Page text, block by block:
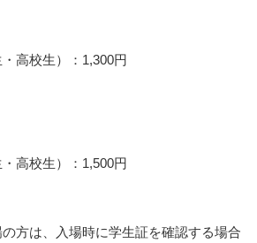
高校生）：1,300円
高校生）：1,500円
方は、入場時に学生証を確認する場合